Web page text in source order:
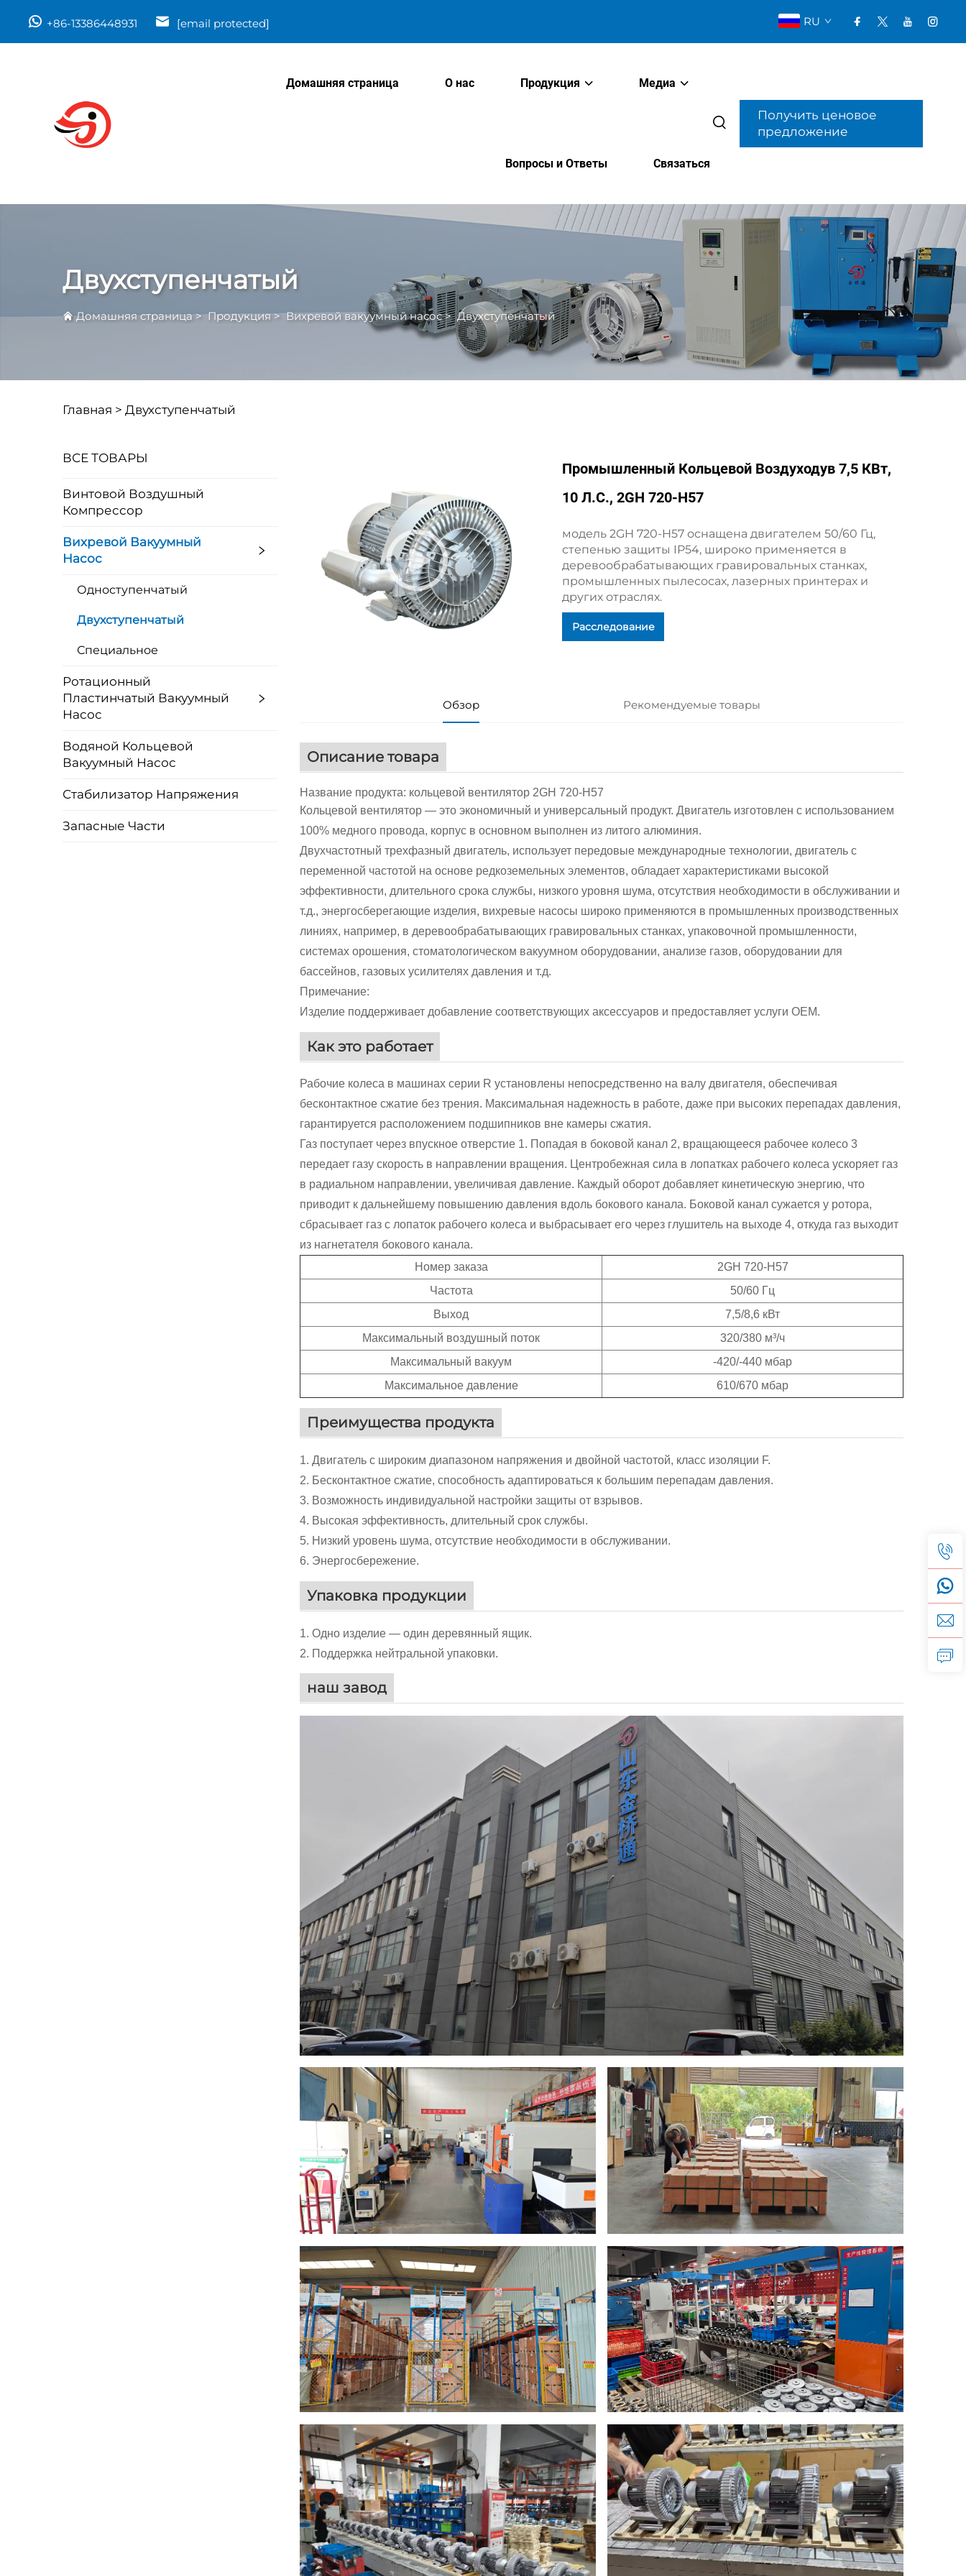
+86-13386448931 [email protected] RU
Домашняя страница О нас Продукция Медиа
Вопросы и Ответы Связаться
Получить ценовое
предложение
Двухступенчатый
Домашняя страница>Продукция>Вихревой вакуумный насос>Двухступенчатый
Главная > Двухступенчатый
ВСЕ ТОВАРЫ
Винтовой Воздушный
Компрессор
Вихревой Вакуумный
Насос
Одноступенчатый
Двухступенчатый
Специальное
Ротационный
Пластинчатый Вакуумный
Насос
Водяной Кольцевой
Вакуумный Насос
Стабилизатор Напряжения
Запасные Части
Промышленный Кольцевой Воздуходув 7,5 КВт,
10 Л.с., 2GH 720-H57
модель 2GH 720-H57 оснащена двигателем 50/60 Гц,
степенью защиты IP54, широко применяется в
деревообрабатывающих гравировальных станках,
промышленных пылесосах, лазерных принтерах и
других отраслях.
Расследование
Обзор Рекомендуемые товары
Описание товара
Название продукта: кольцевой вентилятор 2GH 720-H57
Кольцевой вентилятор — это экономичный и универсальный продукт. Двигатель изготовлен с использованием
100% медного провода, корпус в основном выполнен из литого алюминия.
Двухчастотный трехфазный двигатель, использует передовые международные технологии, двигатель с
переменной частотой на основе редкоземельных элементов, обладает характеристиками высокой
эффективности, длительного срока службы, низкого уровня шума, отсутствия необходимости в обслуживании и
т.д., энергосберегающие изделия, вихревые насосы широко применяются в промышленных производственных
линиях, например, в деревообрабатывающих гравировальных станках, упаковочной промышленности,
системах орошения, стоматологическом вакуумном оборудовании, анализе газов, оборудовании для
бассейнов, газовых усилителях давления и т.д.
Примечание:
Изделие поддерживает добавление соответствующих аксессуаров и предоставляет услуги OEM.
Как это работает
Рабочие колеса в машинах серии R установлены непосредственно на валу двигателя, обеспечивая
бесконтактное сжатие без трения. Максимальная надежность в работе, даже при высоких перепадах давления,
гарантируется расположением подшипников вне камеры сжатия.
Газ поступает через впускное отверстие 1. Попадая в боковой канал 2, вращающееся рабочее колесо 3
передает газу скорость в направлении вращения. Центробежная сила в лопатках рабочего колеса ускоряет газ
в радиальном направлении, увеличивая давление. Каждый оборот добавляет кинетическую энергию, что
приводит к дальнейшему повышению давления вдоль бокового канала. Боковой канал сужается у ротора,
сбрасывает газ с лопаток рабочего колеса и выбрасывает его через глушитель на выходе 4, откуда газ выходит
из нагнетателя бокового канала.
Номер заказа
2GH 720-H57
Частота
50/60 Гц
Выход
7,5/8,6 кВт
Максимальный воздушный поток
320/380 м³/ч
Максимальный вакуум
-420/-440 мбар
Максимальное давление
610/670 мбар
Преимущества продукта
1. Двигатель с широким диапазоном напряжения и двойной частотой, класс изоляции F.
2. Бесконтактное сжатие, способность адаптироваться к большим перепадам давления.
3. Возможность индивидуальной настройки защиты от взрывов.
4. Высокая эффективность, длительный срок службы.
5. Низкий уровень шума, отсутствие необходимости в обслуживании.
6. Энергосбережение.
Упаковка продукции
1. Одно изделие — один деревянный ящик.
2. Поддержка нейтральной упаковки.
наш завод